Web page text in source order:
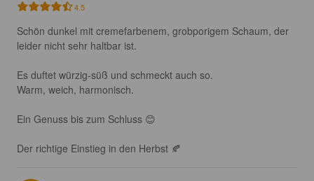
4.5
Schön dunkel mit cremefarbenem, grobporigem Schaum, der
leider nicht sehr haltbar ist.
Es duftet würzig-süß und schmeckt auch so.
Warm, weich, harmonisch.
Ein Genuss bis zum Schluss 😊
Der richtige Einstieg in den Herbst 🍂